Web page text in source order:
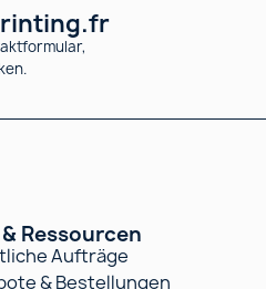
Ressourcen
Aufträge
& Bestellungen